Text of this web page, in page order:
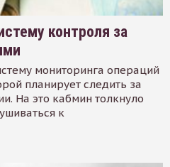
контроля за
мониторинга операций
планирует следить за
На это кабмин толкнуло
к